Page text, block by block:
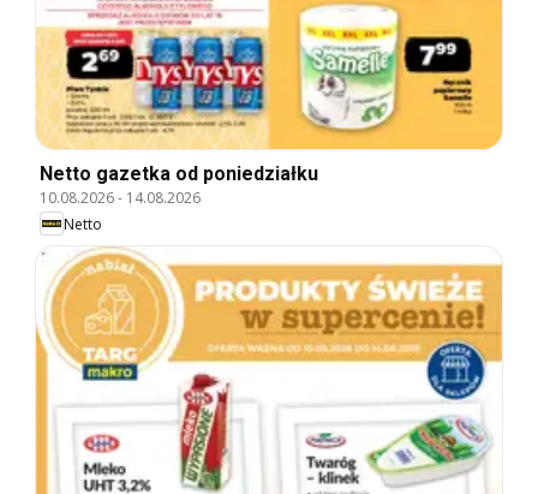
Netto gazetka od poniedziałku
10.08.2026- 14.08.2026
Netto